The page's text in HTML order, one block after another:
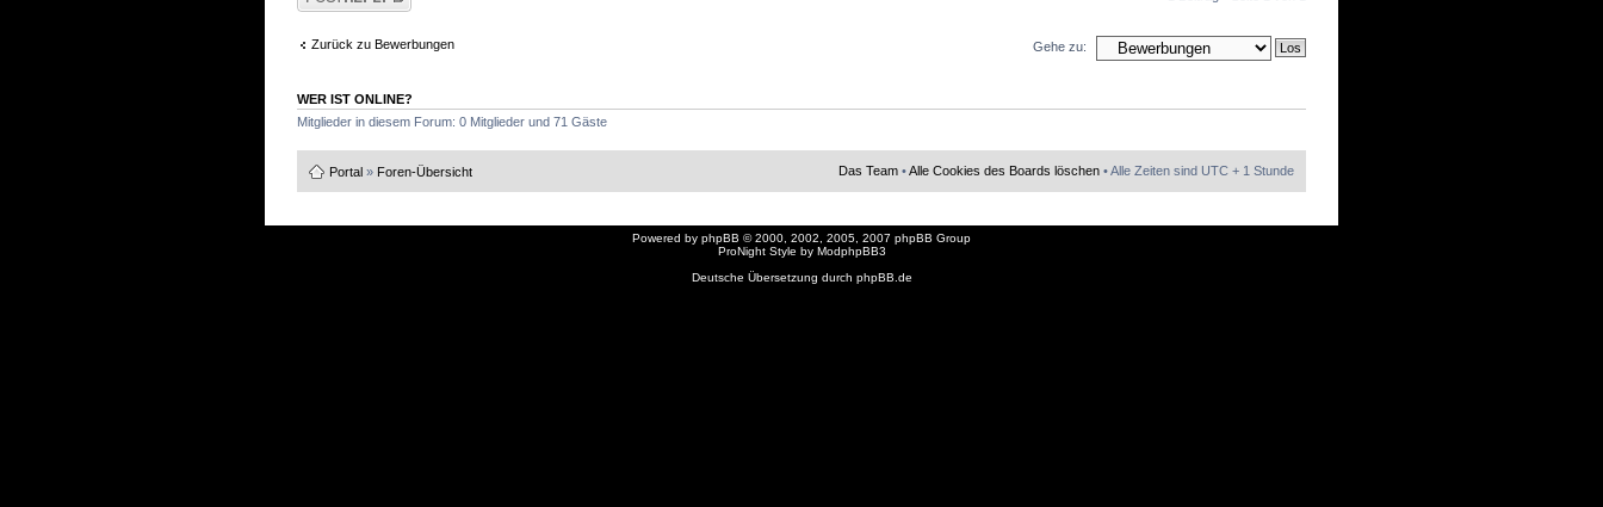
Zurück zu Bewerbungen Gehe zu:
WER IST ONLINE?
Mitglieder in diesem Forum: 0 Mitglieder und 71 Gäste
Portal » Foren-Übersicht Das Team •Alle Cookies des Boards löschen • Alle Zeiten sind UTC + 1 Stunde
Powered by phpBB © 2000, 2002, 2005, 2007 phpBB Group
ProNight Style by ModphpBB3
Deutsche Übersetzung durch phpBB.de